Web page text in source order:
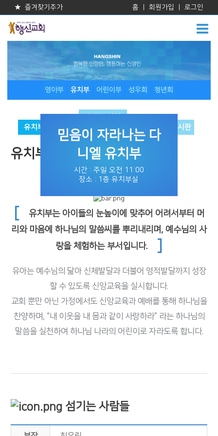
★ 즐겨찾기추가 홈 회원가입 로그인
영아부 유치부 어린이부 성우회 청년회
유치부 소개
게시판
유치부 게시판
유치부
믿음이 자라나는 다
니엘 유치부
시간 : 주일 오전 11:00
장소 : 1층 유치부실
유치부는 아이들의 눈높이에 맞추어 어려서부터 머
리와 마음에 하나님의 말씀씨를 뿌리내리며, 예수님의 사
랑을 체험하는 부서입니다.
유아는 예수님의 닮아 신체발달과 더불어 영적발달까지 성장
할 수 있도록 신앙교육을 실시합니다.
교회 뿐만 아닌 가정에서도 신앙교육과 예배를 통해 하나님을
찬양하며, “내 이웃을 내 몸과 같이 사랑하라” 라는하나님의
말씀을 실천하여 하나님 나라의 어린이로 자라도록 합니다.
섬기는 사람들